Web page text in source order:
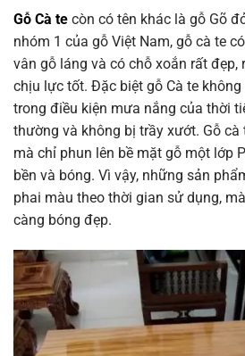
Gỗ Cà te còn có tên khác là gỗ Gõ
nhóm 1 của gỗ Việt Nam, gỗ cà te
vân gỗ láng và có chỗ xoắn rất đẹp,
chịu lực tốt. Đặc biệt gỗ Cà te
trong điều kiện mưa nắng của thời
thường và không bị trầy xướt. Gỗ cà
mà chỉ phun lên bề mặt gỗ một lớp
bền và bóng. Vì vậy, những sản
phai màu theo thời gian sử dụng,
càng bóng đẹp.